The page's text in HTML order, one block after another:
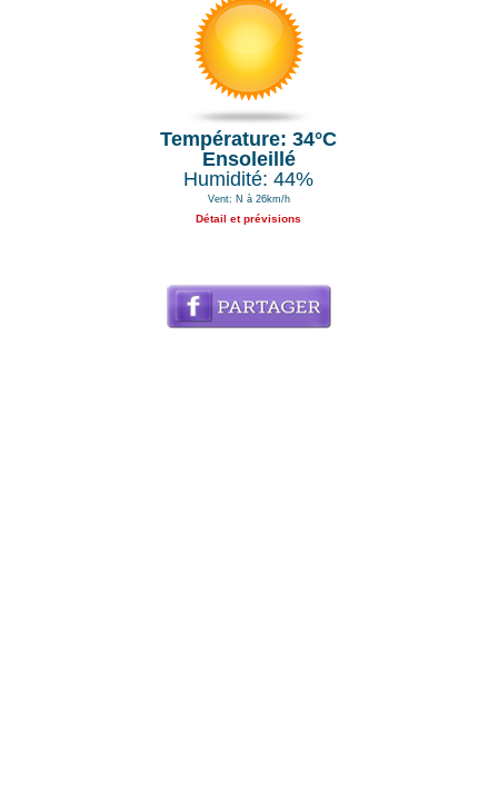
Température: 34°C
Ensoleillé
Humidité: 44%
Vent: N à 26km/h
Détail et prévisions